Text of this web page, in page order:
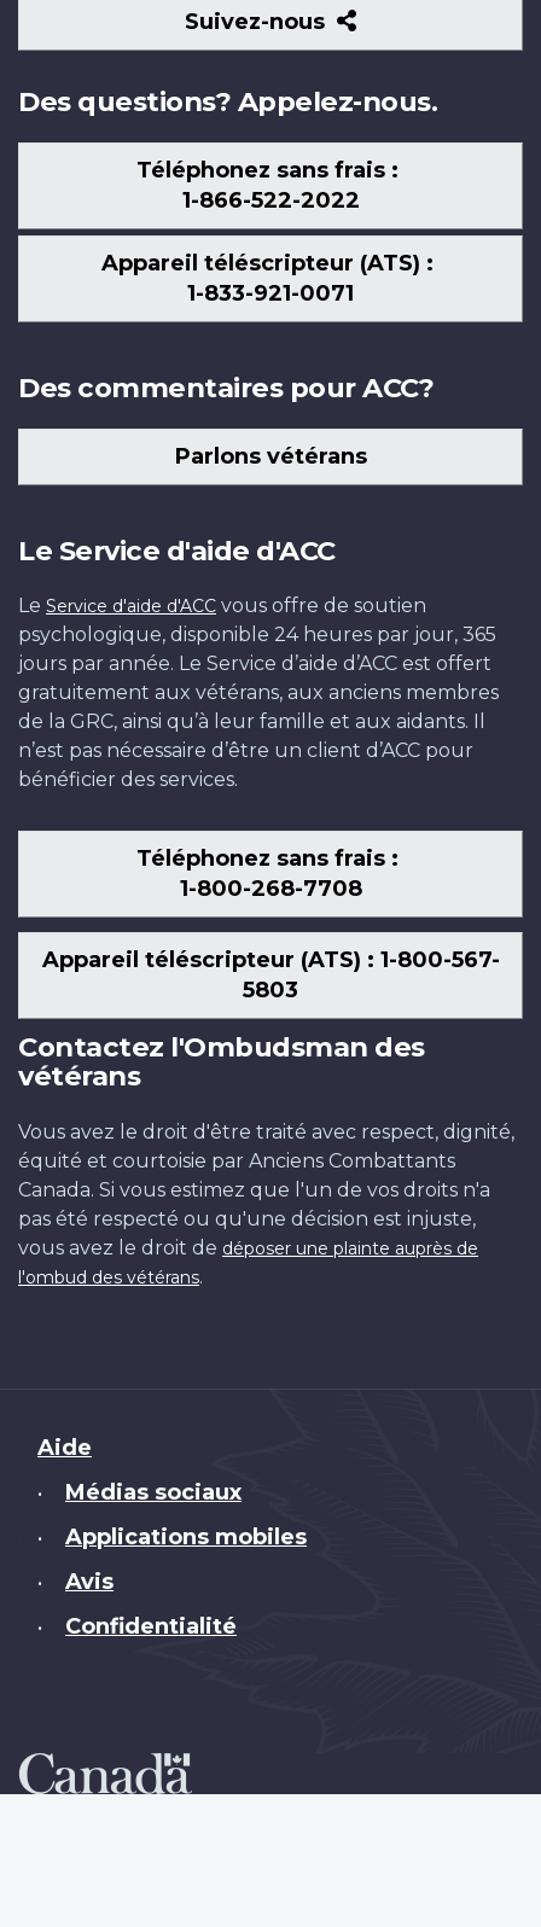
Suivez-nous
Suivez-
nous
Des questions? Appelez-nous.
Téléphonez sans frais :
1-866-522-2022
Appareil téléscripteur (ATS) :
1-833-921-0071
Des commentaires pour ACC?
Parlons vétérans
Le Service d'aide d'ACC
Le Service d'aide d'ACC vous offre de soutien
psychologique, disponible 24 heures par jour, 365
jours par année. Le Service d’aide d’ACC est offert
gratuitement aux vétérans, aux anciens membres
de la GRC, ainsi qu’à leur famille et aux aidants. Il
n’est pas nécessaire d’être un client d’ACC pour
bénéficier des services.
Téléphonez sans frais :
1-800-268-7708
Appareil téléscripteur (ATS) : 1-800-567-
5803
Contactez l'Ombudsman des
vétérans
Vous avez le droit d'être traité avec respect, dignité,
équité et courtoisie par Anciens Combattants
Canada. Si vous estimez que l'un de vos droits n'a
pas été respecté ou qu'une décision est injuste,
vous avez le droit de déposer une plainte auprès de
l'ombud des vétérans.
Brand
Aide
• Médias sociaux
• Applications mobiles
• Avis
• Confidentialité